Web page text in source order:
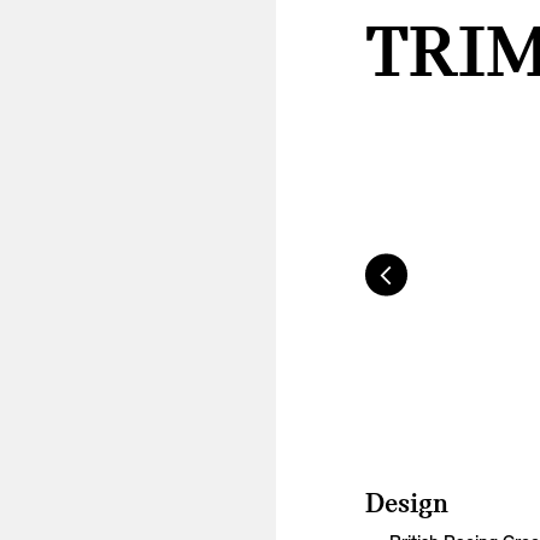
Design